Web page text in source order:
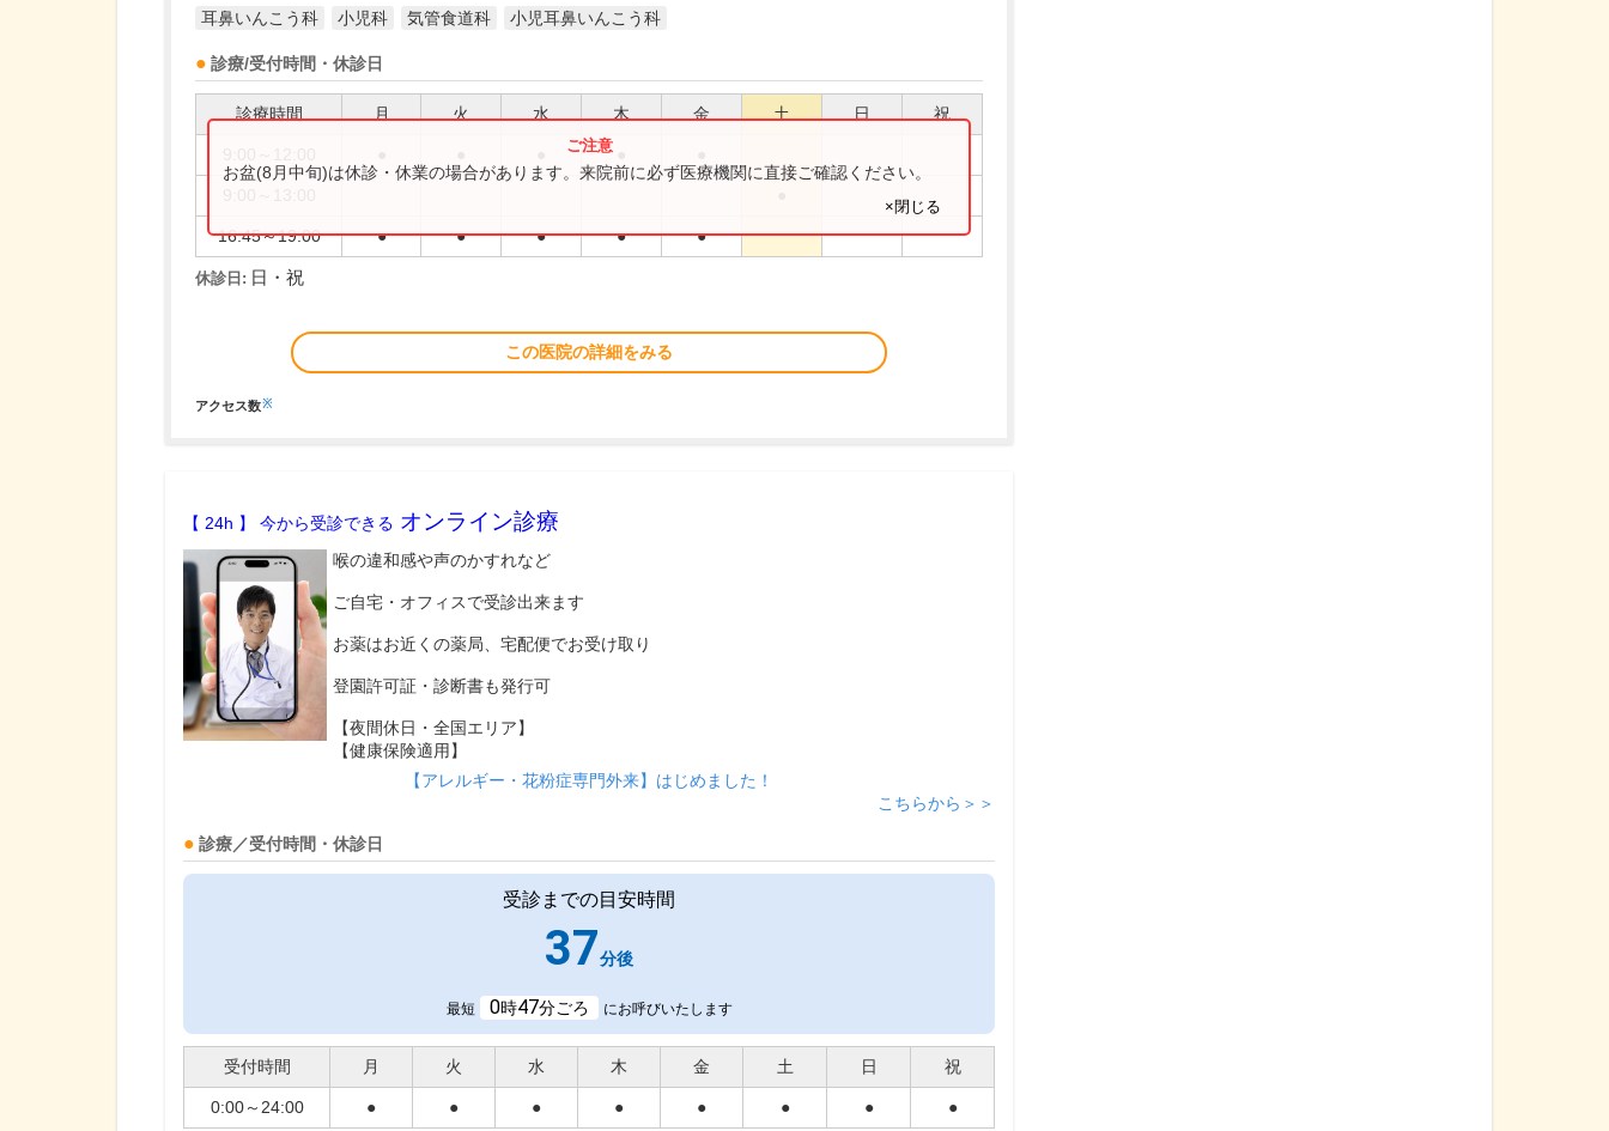
耳鼻いんこう科 小児科 気管食道科 小児耳鼻いんこう科
診療/受付時間・休診日
診療時間 月 火 水 木 金 土 日 祝
16:45～19:00 ● ● ● ● ●
お盆(8月中旬)は休診・休業の場合があります。来院前に必ず医療機関に直接ご確認ください。
×閉じる
休診日: 日・祝
この医院の詳細をみる
アクセス数※
【 24h 】 今から受診できる オンライン診療
喉の違和感や声のかすれなど
ご自宅・オフィスで受診出来ます
お薬はお近くの薬局、宅配便でお受け取り
登園許可証・診断書も発行可
【夜間休日・全国エリア】
【健康保険適用】
【アレルギー・花粉症専門外来】はじめました！
こちらから＞＞
診療／受付時間・休診日
受診までの目安時間
37分後
最短 0時47分ごろ にお呼びいたします
受付時間 月 火 水 木 金 土 日 祝
0:00～24:00 ● ● ● ● ● ● ● ●